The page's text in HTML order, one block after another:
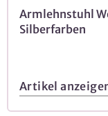
Armlehnstuhl
Silberfarben
Artikel